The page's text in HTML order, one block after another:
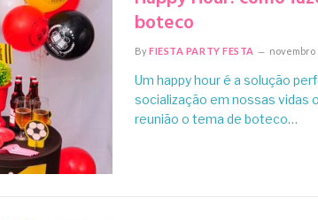
boteco
ByFIESTA PARTY FESTA novembro
Um happy hour é a solução
socialização em nossas vidas
reunião o tema de boteco…